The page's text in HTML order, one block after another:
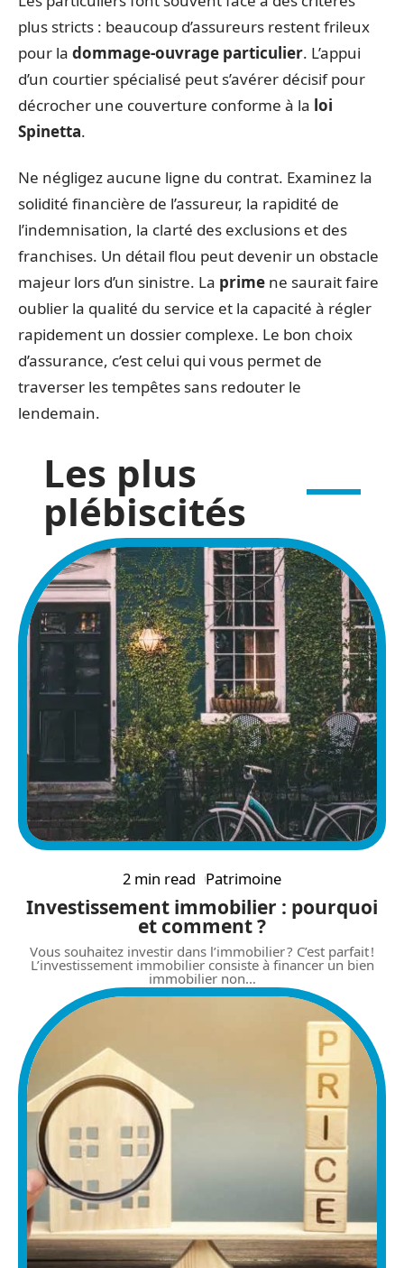
plus stricts : beaucoup d’assureurs restent frileux
pour la dommage-ouvrage particulier. L’appui
d’un courtier spécialisé peut s’avérer décisif pour
décrocher une couverture conforme à la loi
Spinetta.
Ne négligez aucune ligne du contrat. Examinez la
solidité financière de l’assureur, la rapidité de
l’indemnisation, la clarté des exclusions et des
franchises. Un détail flou peut devenir un obstacle
majeur lors d’un sinistre. La prime ne saurait faire
oublier la qualité du service et la capacité à régler
rapidement un dossier complexe. Le bon choix
d’assurance, c’est celui qui vous permet de
traverser les tempêtes sans redouter le
lendemain.
Les plus
plébiscités
2 min read Patrimoine
Investissement immobilier : pourquoi
et comment ?
Vous souhaitez investir dans l’immobilier ? C’est parfait !
L’investissement immobilier consiste à financer un bien
immobilier non…